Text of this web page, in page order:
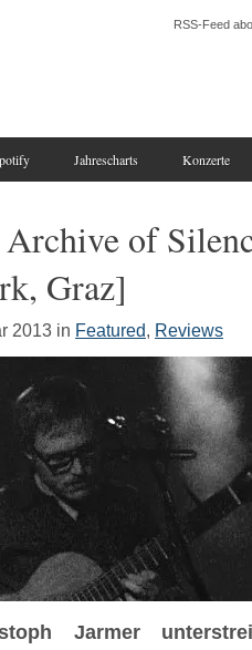
RSS-Feed
Jahrescharts Konzerte
Archive of
Graz]
2013 in Featured, Reviews
Jarmer